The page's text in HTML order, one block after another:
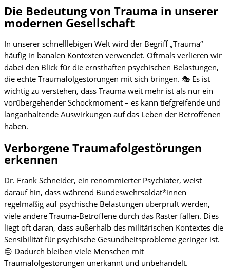
Die Bedeutung von Trauma in unserer
modernen Gesellschaft
In unserer schnelllebigen Welt wird der Begriff „Trauma“
häufig in banalen Kontexten verwendet. Oftmals verlieren wir
dabei den Blick für die ernsthaften psychischen Belastungen,
die echte Traumafolgestörungen mit sich bringen. 🎭 Es ist
wichtig zu verstehen, dass Trauma weit mehr ist als nur ein
vorübergehender Schockmoment – es kann tiefgreifende und
langanhaltende Auswirkungen auf das Leben der Betroffenen
haben.
Verborgene Traumafolgestörungen
erkennen
Dr. Frank Schneider, ein renommierter Psychiater, weist
darauf hin, dass während Bundeswehrsoldat*innen
regelmäßig auf psychische Belastungen überprüft werden,
viele andere Trauma-Betroffene durch das Raster fallen. Dies
liegt oft daran, dass außerhalb des militärischen Kontextes die
Sensibilität für psychische Gesundheitsprobleme geringer ist.
😔 Dadurch bleiben viele Menschen mit
Traumafolgestörungen unerkannt und unbehandelt.